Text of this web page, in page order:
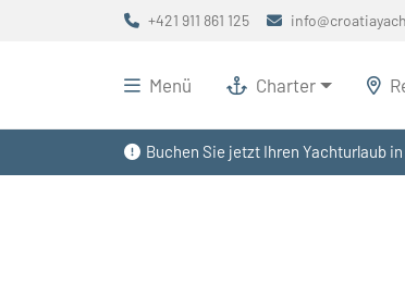
Buchen Sie jetzt Ihren Yachturlaub
+421 911 861 125
Menü Charter